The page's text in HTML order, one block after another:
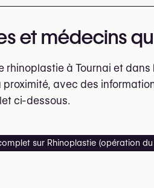
et médecins
rhinoplastie à Tournai et
avec des
ci-dessous.
sur Rhinoplastie (opération